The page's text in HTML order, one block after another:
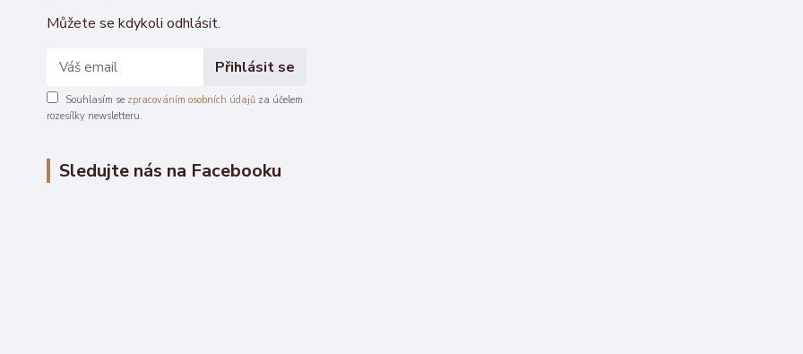
Můžete se kdykoli odhlásit.
Přihlásit se
Souhlasím se zpracováním osobních údajů za účelem
rozesílky newsletteru.
Sledujte nás na Facebooku